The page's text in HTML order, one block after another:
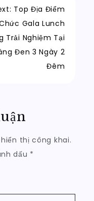
Top Địa Điểm
Gala Lunch
Trải Nghiệm Tại
Đen 3 Ngày 2
Đêm
thị công khai.
dấu *